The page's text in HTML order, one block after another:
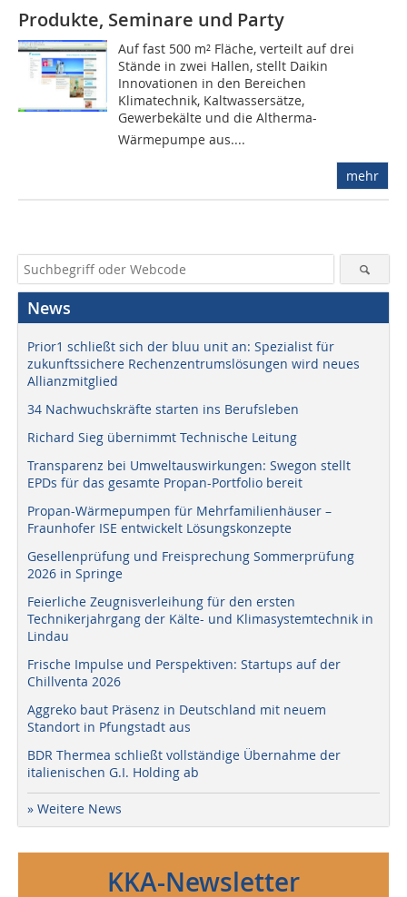
Produkte, Seminare und Party
Auf fast 500 m² Fläche, verteilt auf drei
Stände in zwei Hallen, stellt Daikin
Innovationen in den Bereichen
Klimatechnik, Kaltwassersätze,
Gewerbekälte und die Altherma-
Wärmepumpe aus....
mehr
News
Prior1 schließt sich der bluu unit an: Spezialist für
zukunftssichere Rechenzentrumslösungen wird neues
Allianzmitglied
34 Nachwuchskräfte starten ins Berufsleben
Richard Sieg übernimmt Technische Leitung
Transparenz bei Umweltauswirkungen: Swegon stellt
EPDs für das gesamte Propan-Portfolio bereit
Propan-Wärmepumpen für Mehrfamilienhäuser –
Fraunhofer ISE entwickelt Lösungskonzepte
Gesellenprüfung und Freisprechung Sommerprüfung
2026 in Springe
Feierliche Zeugnisverleihung für den ersten
Technikerjahrgang der Kälte- und Klimasystemtechnik in
Lindau
Frische Impulse und Perspektiven: Startups auf der
Chillventa 2026
Aggreko baut Präsenz in Deutschland mit neuem
Standort in Pfungstadt aus
BDR Thermea schließt vollständige Übernahme der
italienischen G.I. Holding ab
» Weitere News
KKA-Newsletter